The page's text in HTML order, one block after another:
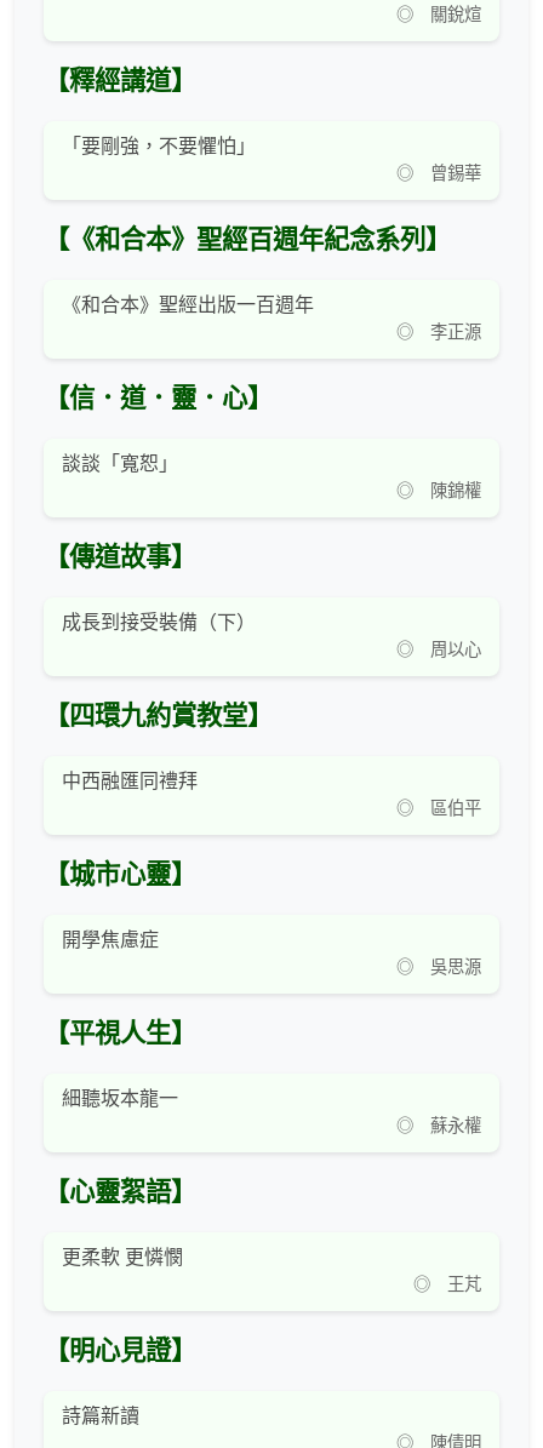
◎ 關銳煊
【釋經講道】
「要剛強，不要懼怕」
◎ 曾錫華
【《和合本》聖經百週年紀念系列】
《和合本》聖經出版一百週年
◎ 李正源
【信．道．靈．心】
談談「寬恕」
◎ 陳錦權
【傳道故事】
成長到接受裝備（下）
◎ 周以心
【四環九約賞教堂】
中西融匯同禮拜
◎ 區伯平
【城市心靈】
開學焦慮症
◎ 吳思源
【平視人生】
細聽坂本龍一
◎ 蘇永權
【心靈絮語】
更柔軟 更憐憫
◎ 王芃
【明心見證】
詩篇新讀
◎ 陳倩明